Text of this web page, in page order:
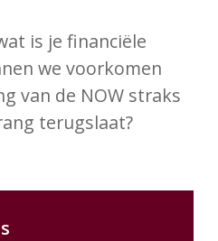
is je financiële
we voorkomen
van de NOW straks
terugslaat?